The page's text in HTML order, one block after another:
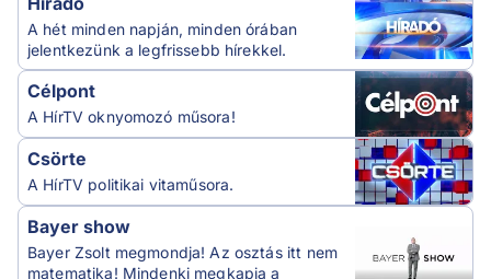
A hét minden napján, minden órában
jelentkezünk a legfrissebb hírekkel.
Célpont
A HírTV oknyomozó műsora!
Csörte
A HírTV politikai vitaműsora.
Bayer show
Bayer Zsolt megmondja! Az osztás itt nem
matematika! Mindenki megkapja a